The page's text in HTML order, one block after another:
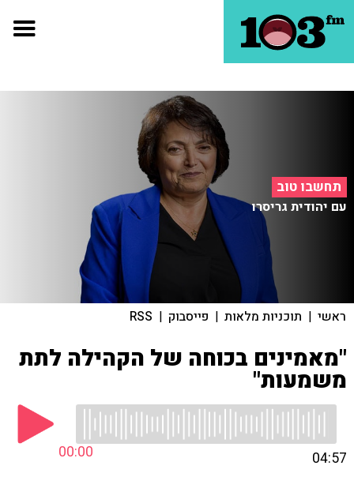
תחשבו טוב
עם יהודית גריסרו
ראשי | תוכניות מלאות | פייסבוק |
RSS
"מאמינים בכוחה של הקהילה לתת
משמעות"
00:00 04:57